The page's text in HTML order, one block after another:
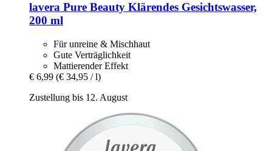
lavera Pure Beauty Klärendes Gesichtswasser,
200 ml
Für unreine & Mischhaut
Gute Verträglichkeit
Mattierender Effekt
€ 6,99 (€ 34,95 / l)
Zustellung bis 12. August